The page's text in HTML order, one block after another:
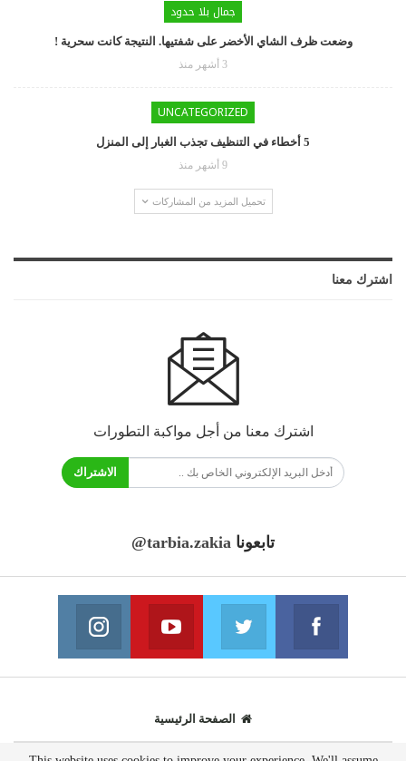
جمال بلا حدود
وضعت ظرف الشاي الأخضر على شفتيها. النتيجة كانت سحرية !
3 أشهر منذ
UNCATEGORIZED
5 أخطاء في التنظيف تجذب الغبار إلى المنزل
9 أشهر منذ
تحميل المزيد من المشاركات
اشترك معنا
اشترك معنا من أجل مواكبة التطورات
الاشتراك
تابعونا @tarbia.zakia
فايسبوك
انضم الينا انضم الينا
يوتيوب
انضم الينا
الصفحة الرئيسية